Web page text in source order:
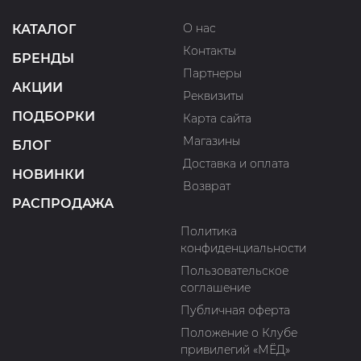
КАТАЛОГ
БРЕНДЫ
АКЦИИ
ПОДБОРКИ
БЛОГ
НОВИНКИ
РАСПРОДАЖА
О нас
Контакты
Партнеры
Реквизиты
Карта сайта
Магазины
Доставка и оплата
Возврат
Политика
конфиденциальности
Пользовательское
соглашение
Публичная оферта
Положение о Клубе
привилегий «МЁД»